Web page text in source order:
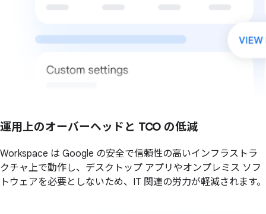
運用上のオーバーヘッドと TCO の低減
Workspace は Google の安全で信頼性の高いインフラストラ
クチャ上で動作し、デスクトップ アプリやオンプレミス ソフ
トウェアを必要としないため、IT 関連の労力が軽減されます。